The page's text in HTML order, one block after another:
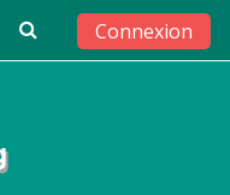
Connexion